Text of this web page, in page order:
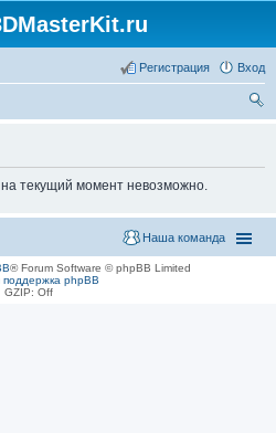
Вход
Регистрация
текущий момент невозможно.
Наша команда
® Forum Software © phpBB Limited
поддержка phpBB
GZIP: Off